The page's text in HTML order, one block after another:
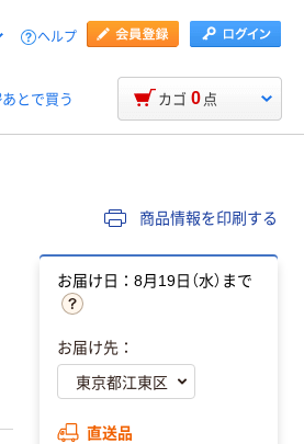
ヘルプ
あとで買う カゴ 0 点
商品情報を印刷する
お届け日：8月19日（水）まで
お届け先：
直送品